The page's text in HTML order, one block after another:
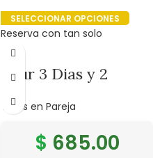
SELECCIONAR OPCIONES
Reserva con tan solo
Tour 3 Dias y 2
Noches Cusco y
Machu Picchu con
hotel Eco Inn
Tours en Pareja
$ 685.00